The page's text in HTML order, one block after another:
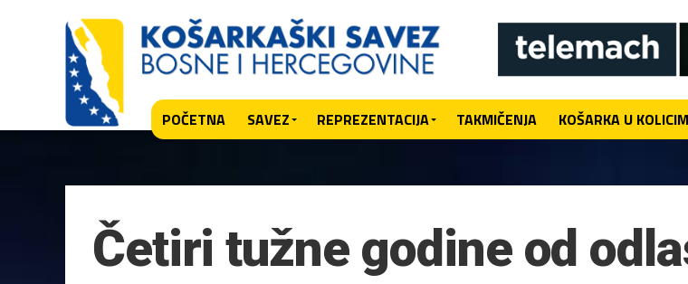
POČETNA SAVEZ REPREZENTACIJA TAKMIČENJA KOŠARKA U
Četiri tužne godine od